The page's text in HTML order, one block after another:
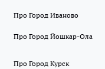
Про Город Иваново
Про Город Йошкар-Ола
Про Город Курск